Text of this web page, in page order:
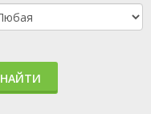
НАЙТИ